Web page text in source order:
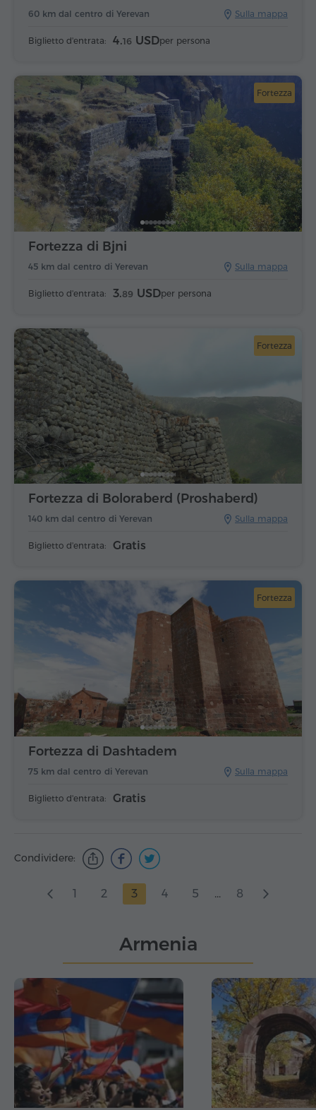
Sulla mappa
60 km dal centro di Yerevan
Biglietto d'entrata: 4.16 USDper persona
Fortezza
Sulla mappa
45 km dal centro di Yerevan
Fortezza di Bjni
Biglietto d'entrata: 3.89 USDper persona
Fortezza
Sulla mappa
140 km dal centro di Yerevan
Fortezza di Boloraberd (Proshaberd)
Biglietto d'entrata: Gratis
Fortezza
Sulla mappa
75 km dal centro di Yerevan
Fortezza di Dashtadem
Biglietto d'entrata: Gratis
Condividere:
1 2 3 4 5 ... 8
Armenia